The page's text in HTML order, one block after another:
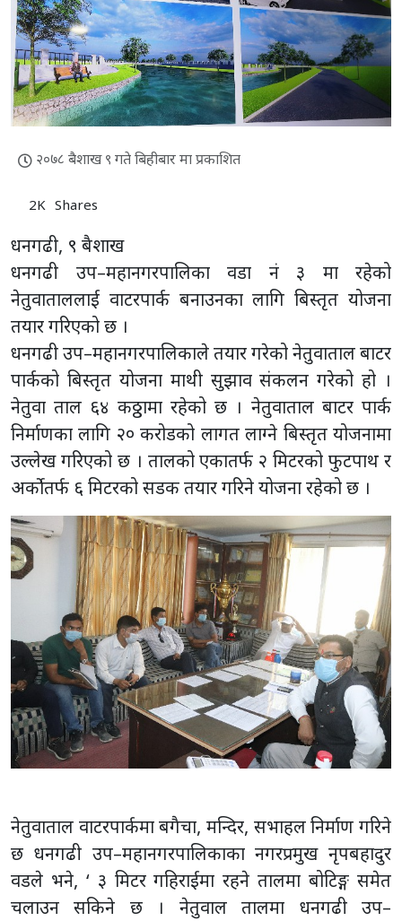
२०७८ बैशाख ९ गते बिहीबार मा प्रकाशित
2K Shares
धनगढी, ९ बैशाख
धनगढी उप–महानगरपालिका वडा नं ३ मा रहेको
नेतुवाताललाई वाटरपार्क बनाउनका लागि बिस्तृत योजना
तयार गरिएको छ ।
धनगढी उप–महानगरपालिकाले तयार गरेको नेतुवाताल बाटर
पार्कको बिस्तृत योजना माथी सुझाव संकलन गरेको हो ।
नेतुवा ताल ६४ कठ्ठामा रहेको छ । नेतुवाताल बाटर पार्क
निर्माणका लागि २० करोडको लागत लाग्ने बिस्तृत योजनामा
उल्लेख गरिएको छ । तालको एकातर्फ २ मिटरको फुटपाथ र
अर्कोतर्फ ६ मिटरको सडक तयार गरिने योजना रहेको छ ।
नेतुवाताल वाटरपार्कमा बगैचा, मन्दिर, सभाहल निर्माण गरिने
छ धनगढी उप–महानगरपालिकाका नगरप्रमुख नृपबहादुर
वडले भने, ‘ ३ मिटर गहिराईमा रहने तालमा बोटिङ्ग समेत
चलाउन सकिने छ । नेतुवाल तालमा धनगढी उप–